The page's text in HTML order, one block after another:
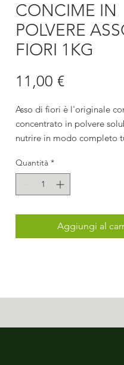
CONCIME IN
POLVERE
FIORI 1KG
11,00 €Prezzo
Asso di fiori è l'originale
concentrato in polvere
nutrire in modo completo
Quantità *
Aggiungi al